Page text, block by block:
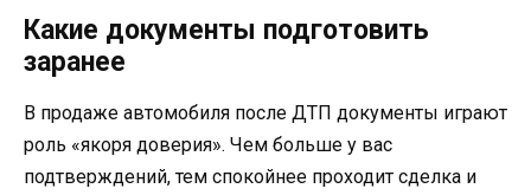
Какие документы подготовить
заранее
В продаже автомобиля после ДТП документы играют
роль «якоря доверия». Чем больше у вас
подтверждений, тем спокойнее проходит сделка и